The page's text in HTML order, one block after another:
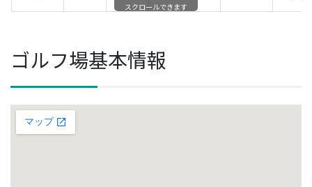
スクロールできます
ゴルフ場基本情報